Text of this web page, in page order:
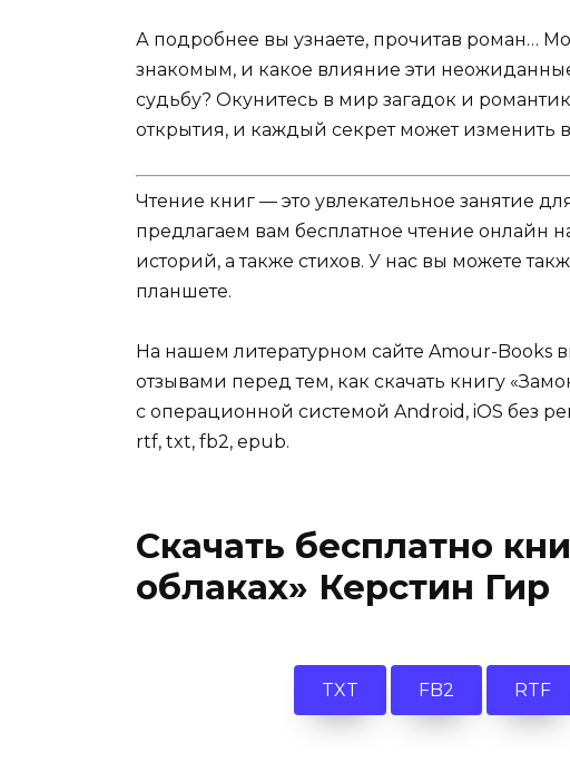
А подробнее вы узнаете, прочитав роман…
знакомым, и какое влияние эти
судьбу? Окунитесь в мир загадок и
открытия, и каждый секрет может изменить
Чтение книг — это увлекательное занятие
предлагаем вам бесплатное чтение онлайн
историй, а также стихов. У нас вы можете
планшете.
На нашем литературном сайте Amour-Books
отзывами перед тем, как скачать книгу
с операционной системой Android, iOS без
rtf, txt, fb2, epub.
Скачать бесплатно
облаках» Керстин Гир
TXT FB2 RTF